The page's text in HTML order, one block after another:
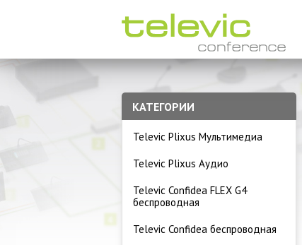
КАТЕГОРИИ
Televic Plixus Мультимедиа
Televic Plixus Аудио
Televic Confidea FLEX G4
беспроводная
Televic Confidea беспроводная